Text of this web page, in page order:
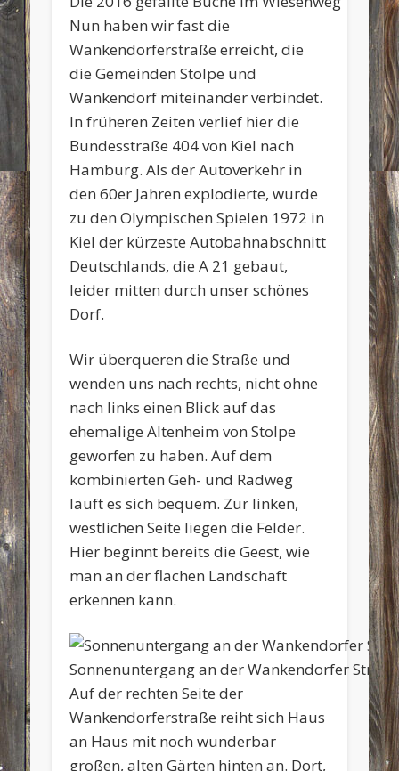
Nun haben wir fast die
Wankendorferstraße erreicht, die
die Gemeinden Stolpe und
Wankendorf miteinander verbindet.
In früheren Zeiten verlief hier die
Bundesstraße 404 von Kiel nach
Hamburg. Als der Autoverkehr in
den 60er Jahren explodierte, wurde
zu den Olympischen Spielen 1972 in
Kiel der kürzeste Autobahnabschnitt
Deutschlands, die A 21 gebaut,
leider mitten durch unser schönes
Dorf.
Wir überqueren die Straße und
wenden uns nach rechts, nicht ohne
nach links einen Blick auf das
ehemalige Altenheim von Stolpe
geworfen zu haben. Auf dem
kombinierten Geh- und Radweg
läuft es sich bequem. Zur linken,
westlichen Seite liegen die Felder.
Hier beginnt bereits die Geest, wie
man an der flachen Landschaft
erkennen kann.
Sonnenuntergang an der Wankendorfer Straße
Auf der rechten Seite der
Wankendorferstraße reiht sich Haus
an Haus mit noch wunderbar
großen, alten Gärten hinten an. Dort,